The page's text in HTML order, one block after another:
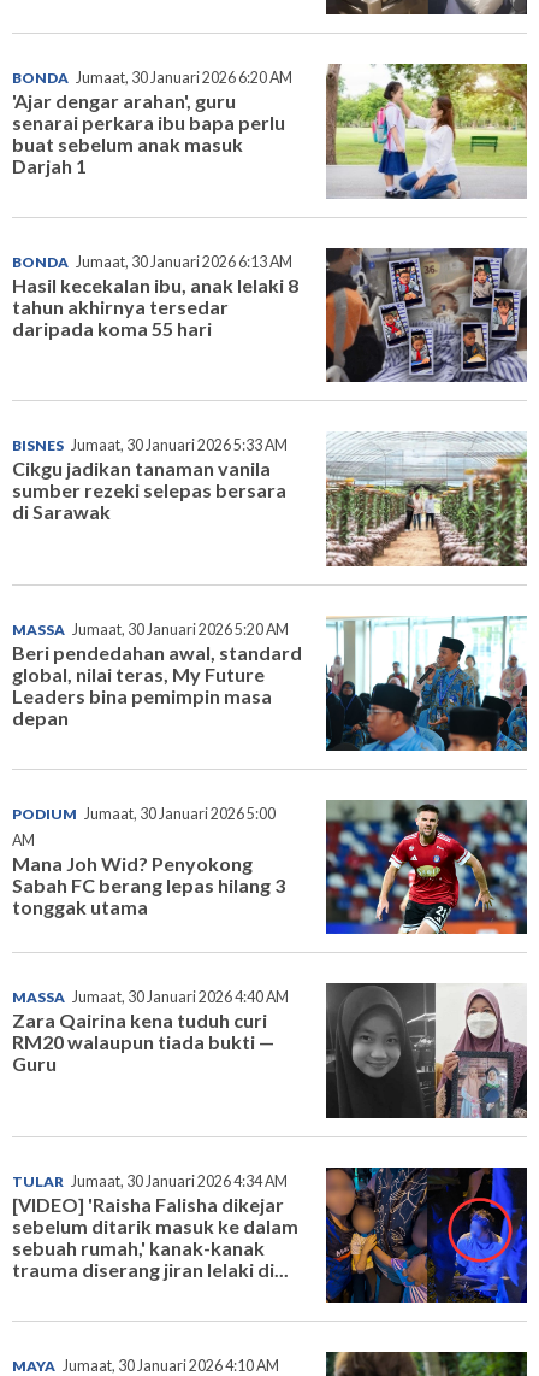
BONDA Jumaat, 30 Januari 2026 6:20 AM
'Ajar dengar arahan', guru
senarai perkara ibu bapa perlu
buat sebelum anak masuk
Darjah 1
BONDA Jumaat, 30 Januari 2026 6:13 AM
Hasil kecekalan ibu, anak lelaki 8
tahun akhirnya tersedar
daripada koma 55 hari
BISNES Jumaat, 30 Januari 2026 5:33 AM
Cikgu jadikan tanaman vanila
sumber rezeki selepas bersara
di Sarawak
MASSA Jumaat, 30 Januari 2026 5:20 AM
Beri pendedahan awal, standard
global, nilai teras, My Future
Leaders bina pemimpin masa
depan
PODIUM Jumaat, 30 Januari 2026 5:00
AM
Mana Joh Wid? Penyokong
Sabah FC berang lepas hilang 3
tonggak utama
MASSA Jumaat, 30 Januari 2026 4:40 AM
Zara Qairina kena tuduh curi
RM20 walaupun tiada bukti —
Guru
TULAR Jumaat, 30 Januari 2026 4:34 AM
[VIDEO] 'Raisha Falisha dikejar
sebelum ditarik masuk ke dalam
sebuah rumah,' kanak-kanak
trauma diserang jiran lelaki di...
MAYA Jumaat, 30 Januari 2026 4:10 AM